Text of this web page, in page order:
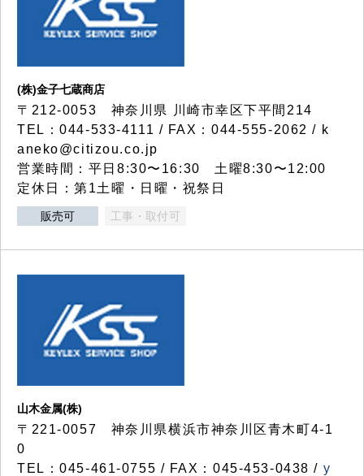
(株)金子七蔵商店
〒212-0053 神奈川県 川崎市幸区下平間214
TEL：044-533-4111 / FAX：044-555-2062 / k
aneko@citizou.co.jp
営業時間：平日8:30〜16:30 土曜8:30〜12:00
定休日：第1土曜・日曜・祝祭日
販売可 工事・取付可
山木金属(株)
〒221-0057 神奈川県横浜市神奈川区青木町4-1
0
TEL：045-461-0755 / FAX：045-453-0438 / y